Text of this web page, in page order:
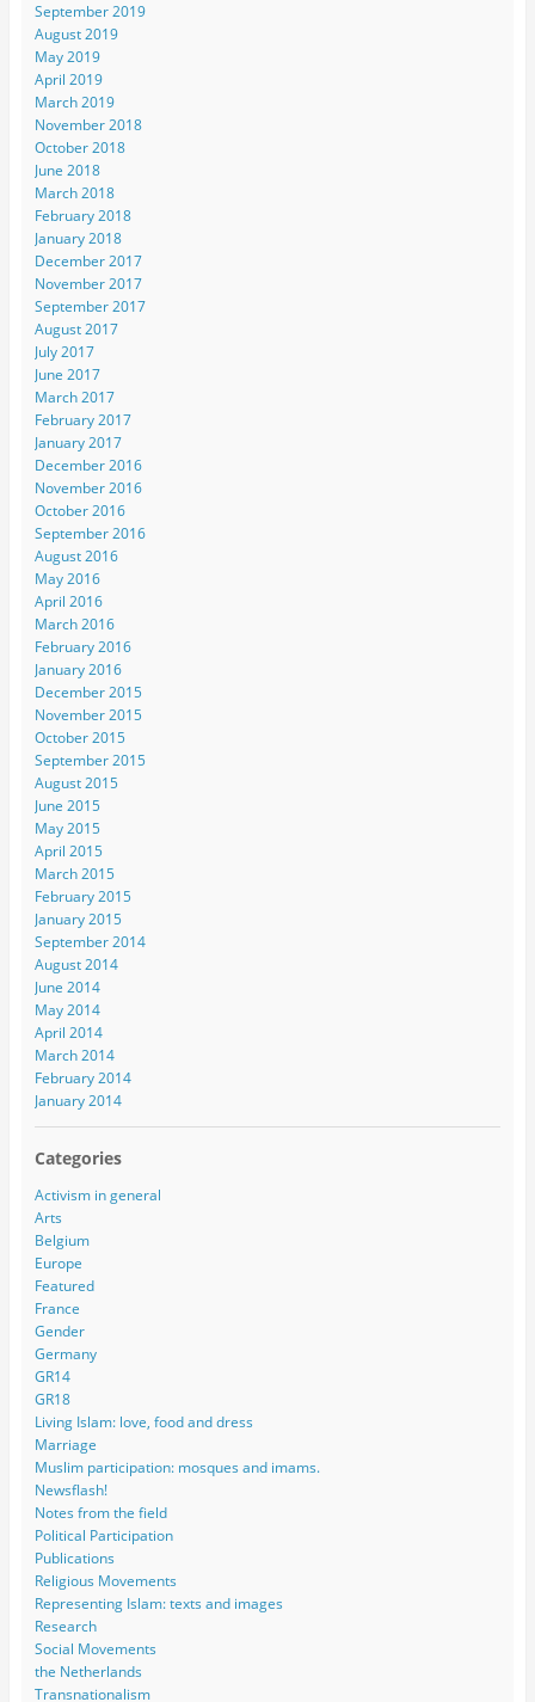
September 2019
August 2019
May 2019
April 2019
March 2019
November 2018
October 2018
June 2018
March 2018
February 2018
January 2018
December 2017
November 2017
September 2017
August 2017
July 2017
June 2017
March 2017
February 2017
January 2017
December 2016
November 2016
October 2016
September 2016
August 2016
May 2016
April 2016
March 2016
February 2016
January 2016
December 2015
November 2015
October 2015
September 2015
August 2015
June 2015
May 2015
April 2015
March 2015
February 2015
January 2015
September 2014
August 2014
June 2014
May 2014
April 2014
March 2014
February 2014
January 2014
Categories
Activism in general
Arts
Belgium
Europe
Featured
France
Gender
Germany
GR14
GR18
Living Islam: love, food and dress
Marriage
Muslim participation: mosques and imams.
Newsflash!
Notes from the field
Political Participation
Publications
Religious Movements
Representing Islam: texts and images
Research
Social Movements
the Netherlands
Transnationalism